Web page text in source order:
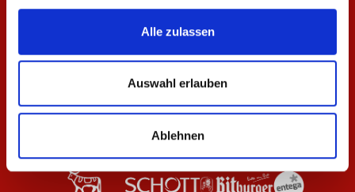
Alle zulassen
Auswahl erlauben
Ablehnen